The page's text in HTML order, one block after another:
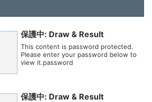
保護中: Draw & Result
This content is password protected.
Please enter your password below to
view it.password
保護中: Draw & Result